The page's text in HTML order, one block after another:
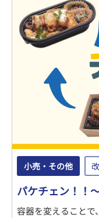
小売・その他
パケチェン！！
容器を変えることで